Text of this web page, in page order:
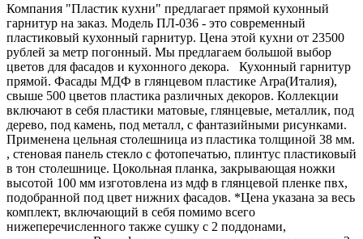
Компания "Пластик кухни" предлагает прямой кухонный
гарнитур на заказ. Модель ПЛ-036 - это современный
пластиковый кухонный гарнитур. Цена этой кухни от 23500
рублей за метр погонный. Мы предлагаем большой выбор
цветов для фасадов и кухонного декора. Кухонный гарнитур
прямой. Фасады МДФ в глянцевом пластике Arpa(Италия),
свыше 500 цветов пластика различных декоров. Коллекции
включают в себя пластики матовые, глянцевые, металлик, под
дерево, под камень, под металл, с фантазийными рисунками.
Применена цельная столешница из пластика толщиной 38 мм.
, стеновая панель стекло с фотопечатью, плинтус пластиковый
в тон столешнице. Цокольная планка, закрывающая ножки
высотой 100 мм изготовлена из мдф в глянцевой пленке пвх,
подобранной под цвет нижних фасадов. *Цена указана за весь
комплект, включающий в себя помимо всего
нижеперечисленного также сушку с 2 поддонами,